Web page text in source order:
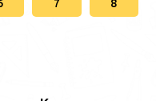
7 8